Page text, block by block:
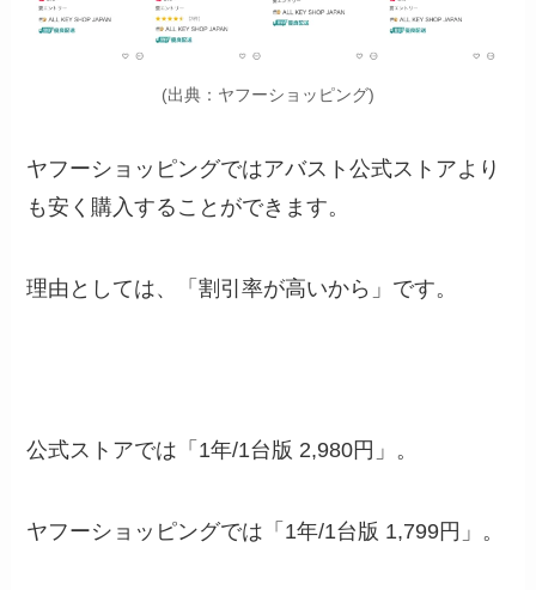
(出典：ヤフーショッピング)
ヤフーショッピングではアバスト公式ストアより
も安く購入することができます。
理由としては、「割引率が高いから」です。
公式ストアでは「1年/1台版 2,980円」。
ヤフーショッピングでは「 1年/1台版 1,799円 」。